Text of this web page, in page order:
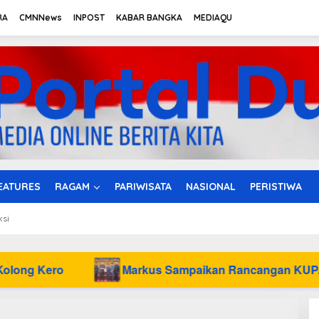
CMNNews INPOST KABAR BANGKA MEDIAQU
RAGAM PARIWISATA NASIONAL PERISTIWA
Markus Sampaikan Rancangan KUPA-PPAS